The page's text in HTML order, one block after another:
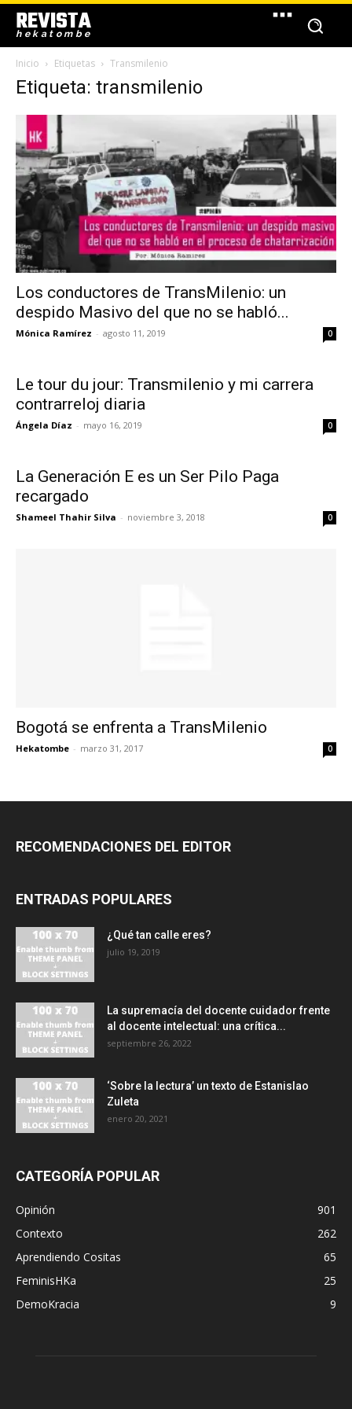
REVISTA
hekatombe
Inicio Etiquetas Transmilenio
Etiqueta: transmilenio
Los conductores de TransMilenio: un
despido Masivo del que no se habló...
Mónica Ramírez - agosto 11, 2019 0
Le tour du jour: Transmilenio y mi carrera
contrarreloj diaria
Ángela Díaz - mayo 16, 2019 0
La Generación E es un Ser Pilo Paga
recargado
Shameel Thahir Silva - noviembre 3, 2018 0
Bogotá se enfrenta a TransMilenio
Hekatombe - marzo 31, 2017 0
RECOMENDACIONES DEL EDITOR
ENTRADAS POPULARES
¿Qué tan calle eres?
julio 19, 2019
La supremacía del docente cuidador frente
al docente intelectual: una crítica...
septiembre 26, 2022
‘Sobre la lectura’ un texto de Estanislao
Zuleta
enero 20, 2021
CATEGORÍA POPULAR
Opinión
901
Contexto
262
Aprendiendo Cositas
65
FeminisHKa
25
DemoKracia
9